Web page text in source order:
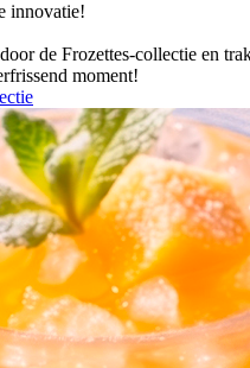
innovatie!
de Frozettes-collectie en
moment!